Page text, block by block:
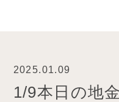
2025.01.09
1/9本日の地